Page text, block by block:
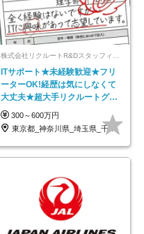
ITサポート★未経験歓迎★フリ
ーターOK!経歴は気にしなくて
大丈夫★超大手リクルートグル
ープの正社員/sg
300～600万円
東京都_神奈川県_埼玉県_千葉県_大阪府…